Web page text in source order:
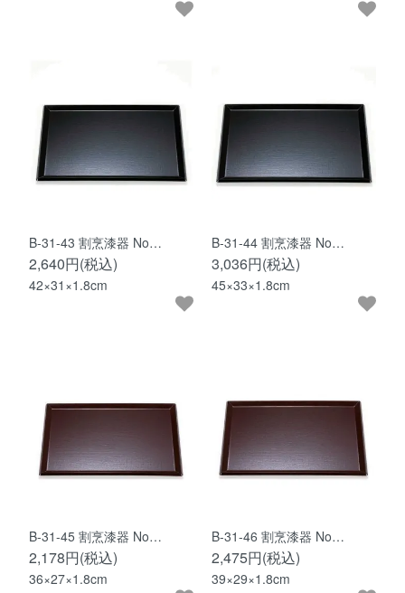
B-31-43 割烹漆器 No…
2,640円(税込)
42×31×1.8cm
B-31-44 割烹漆器 No…
3,036円(税込)
45×33×1.8cm
B-31-45 割烹漆器 No…
2,178円(税込)
36×27×1.8cm
B-31-46 割烹漆器 No…
2,475円(税込)
39×29×1.8cm